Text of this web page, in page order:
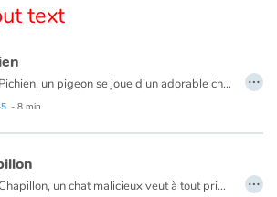
text
Dans Pichien, un pigeon se joue d’un adorable chien.
- 8 min
…
Dans Chapillon, un chat malicieux veut à tout prix attraper un joli papillon... …